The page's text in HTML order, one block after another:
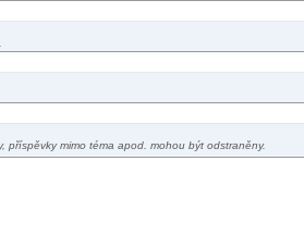
příspěvky mimo téma apod. mohou být odstraněny.